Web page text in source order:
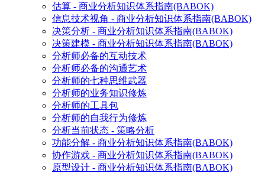
估算 - 商业分析知识体系指南(BABOK)
信息技术视角 - 商业分析知识体系指南(BABOK)
决策分析 - 商业分析知识体系指南(BABOK)
决策建模 - 商业分析知识体系指南(BABOK)
分析师必备的互动技术
分析师必备的沟通艺术
分析师的七种思维武器
分析师的业务知识修炼
分析师的工具包
分析师的自我行为修炼
分析当前状态 - 策略分析
功能分解 - 商业分析知识体系指南(BABOK)
协作游戏 - 商业分析知识体系指南(BABOK)
原型设计 - 商业分析知识体系指南(BABOK)